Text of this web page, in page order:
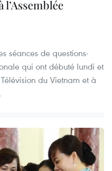
séances de questions-
qui ont débuté lundi et
du Vietnam et à